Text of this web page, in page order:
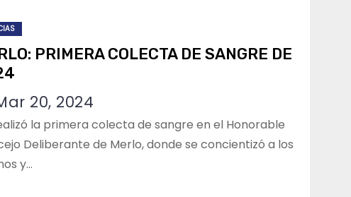
PRIMERA COLECTA DE SANGRE DE
20, 2024
la primera colecta de sangre en el Honorable
Deliberante de Merlo, donde se concientizó a los
y…